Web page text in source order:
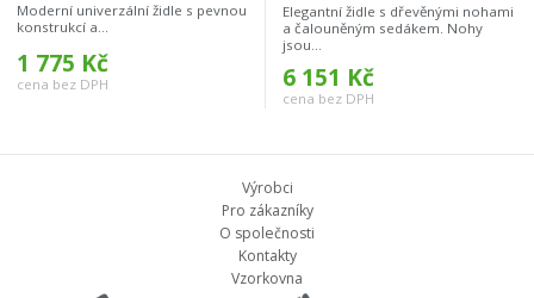
Moderní univerzální židle s pevnou
konstrukcí a...
1 775 Kč
cena bez DPH
Elegantní židle s dřevěnými nohami
a čalouněným sedákem. Nohy
jsou...
6 151 Kč
cena bez DPH
Výrobci
Pro zákazníky
O společnosti
Kontakty
Vzorkovna